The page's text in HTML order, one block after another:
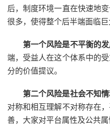
后，制度环境一直在快速地
很多，使得整个后半端面临巨
第一个风险是不平衡的
端，受益人在这个体系中的
分的价值提议。
第二个风险是社会不知
对称和相互理解不对称存在
善，大家对平台属性及公共属